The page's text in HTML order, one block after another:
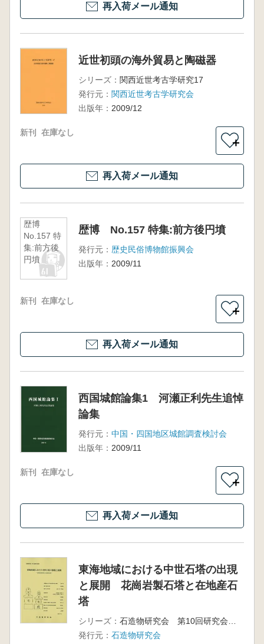
再入荷メール通知
近世初頭の海外貿易と陶磁器
シリーズ： 関西近世考古学研究17
発行元： 関西近世考古学研究会
出版年： 2009/12
新刊 在庫なし
＋
再入荷メール通知
歴博
No.157 特
集:前方後
円墳
歴博 No.157 特集:前方後円墳
発行元： 歴史民俗博物館振興会
出版年： 2009/11
新刊 在庫なし
＋
再入荷メール通知
西国城館論集1 河瀬正利先生追悼
論集
発行元： 中国・四国地区城館調査検討会
出版年： 2009/11
新刊 在庫なし
＋
再入荷メール通知
東海地域における中世石塔の出現
と展開 花崗岩製石塔と在地産石
塔
シリーズ：
石造物研究会 第10回研究会資料
発行元： 石造物研究会